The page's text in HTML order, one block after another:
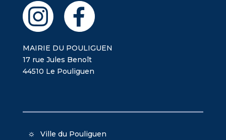
MAIRIE DU POULIGUEN
17 rue Jules Benoît
44510 Le Pouliguen
Ville du Pouliguen